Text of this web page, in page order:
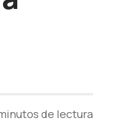
de lectura